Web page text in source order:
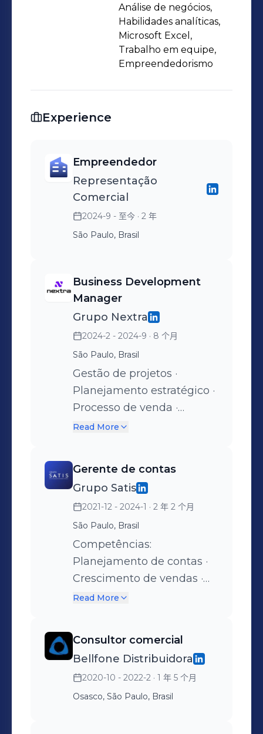
Análise de negócios,
Habilidades analíticas,
Microsoft Excel,
Trabalho em equipe,
Empreendedorismo
Experience
Empreendedor
Representação
Comercial
2024-9 - 至今 · 2 年
São Paulo, Brasil
Business Development
Manager
Grupo Nextra
2024-2 - 2024-9 · 8 个月
São Paulo, Brasil
Gestão de projetos ·
Planejamento estratégico ·
Processo de venda ·
Habilidades analíticas ·
negócios · Negociação de
contratos · Apresentações
de vendas · Expansão de
negócios · Estratégia de
vendas · Gestão de contas ·
Negociações estratégicas ·
Processo de vendas
Read More
Gerente de contas
Grupo Satis
2021-12 - 2024-1 · 2 年 2 个月
São Paulo, Brasil
Competências:
Planejamento de contas ·
Crescimento de vendas ·
Gerenciamento de contas-
Gestão de projetos ·
Planejamento estratégico ·
Processo de venda ·
Habilidades analíticas ·
Read More
Consultor comercial
Bellfone Distribuidora
2020-10 - 2022-2 · 1 年 5 个月
Osasco, São Paulo, Brasil